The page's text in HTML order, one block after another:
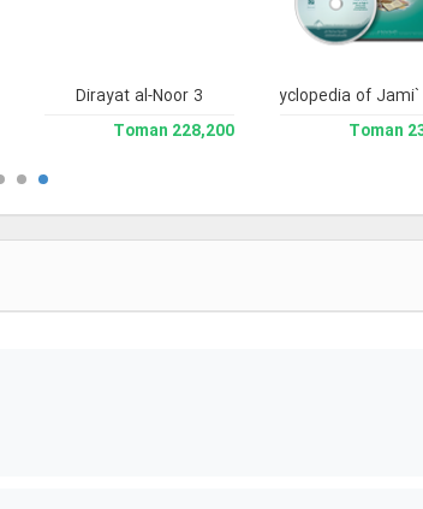
Library and Enclyclopedia of Jami`
Dirayat al-Noor 3
228,200 Toman